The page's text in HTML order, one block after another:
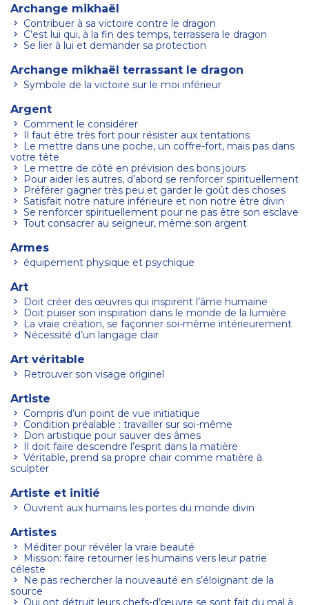
Archange mikhaël
Contribuer à sa victoire contre le dragon
C’est lui qui, à la fin des temps, terrassera le dragon
Se lier à lui et demander sa protection
Archange mikhaël terrassant le dragon
Symbole de la victoire sur le moi inférieur
Argent
Comment le considérer
Il faut être très fort pour résister aux tentations
votre tête
Le mettre de côté en prévision des bons jours
Pour aider les autres, d’abord se renforcer spirituellement
Préférer gagner très peu et garder le goût des choses
Satisfait notre nature inférieure et non notre être divin
Se renforcer spirituellement pour ne pas être son esclave
Tout consacrer au seigneur, même son argent
Armes
équipement physique et psychique
Art
Doit créer des œuvres qui inspirent l’âme humaine
Doit puiser son inspiration dans le monde de la lumière
La vraie création, se façonner soi-même intérieurement
Nécessité d’un langage clair
Art véritable
Retrouver son visage originel
Artiste
Compris d’un point de vue initiatique
Condition préalable : travailler sur soi-même
Don artistique pour sauver des âmes
Il doit faire descendre l’esprit dans la matière
sculpter
Artiste et initié
Ouvrent aux humains les portes du monde divin
Artistes
Méditer pour révéler la vraie beauté
céleste
source